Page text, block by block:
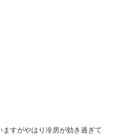
すがやはり冷房が効き過ぎて